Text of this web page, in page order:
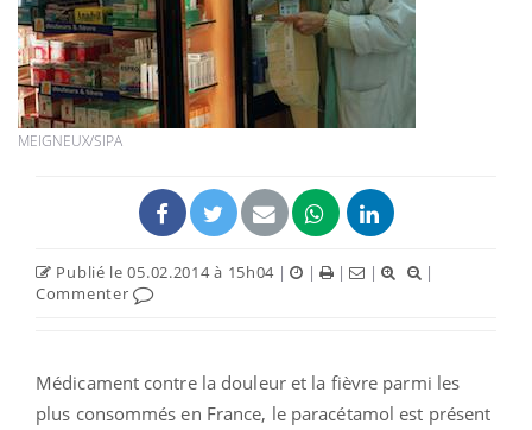
MEIGNEUX/SIPA
Publié le 05.02.2014 à 15h04 | | | |
|
Commenter
Médicament contre la douleur et la fièvre parmi les
plus consommés en France, le paracétamol est présent